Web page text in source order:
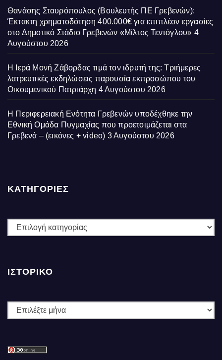
Θανάσης Σταυρόπουλος (Βουλευτής ΠΕ Γρεβενών):
Έκτακτη χρηματοδότηση 400.000€ για επιπλέον εργασίες
στο Δημοτικό Στάδιο Γρεβενών «Μίλτος Τεντόγλου» 4
Αυγούστου 2026
Η Ιερά Μονή Ζάβορδας τιμά τον ιδρυτή της: Τριήμερες
λατρευτικές εκδηλώσεις παρουσία εκπροσώπου του
Οικουμενικού Πατριάρχη 4 Αυγούστου 2026
Η Περιφερειακή Ενότητα Γρεβενών υποδέχθηκε την
Εθνική Ομάδα Πυγμαχίας που προετοιμάζεται στα
Γρεβενά – (εικόνες + video) 3 Αυγούστου 2026
ΚΑΤΗΓΟΡΙΕΣ
ΚΑΤΗΓΟΡΙΕΣ
ΙΣΤΟΡΙΚΌ
Ιστορικό